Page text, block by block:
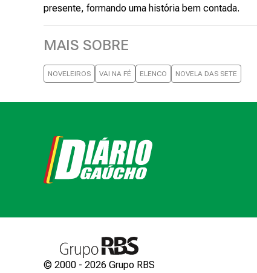
presente, formando uma história bem contada.
MAIS SOBRE
NOVELEIROS VAI NA FÉ ELENCO NOVELA DAS SETE
© 2000 - 2026 Grupo RBS